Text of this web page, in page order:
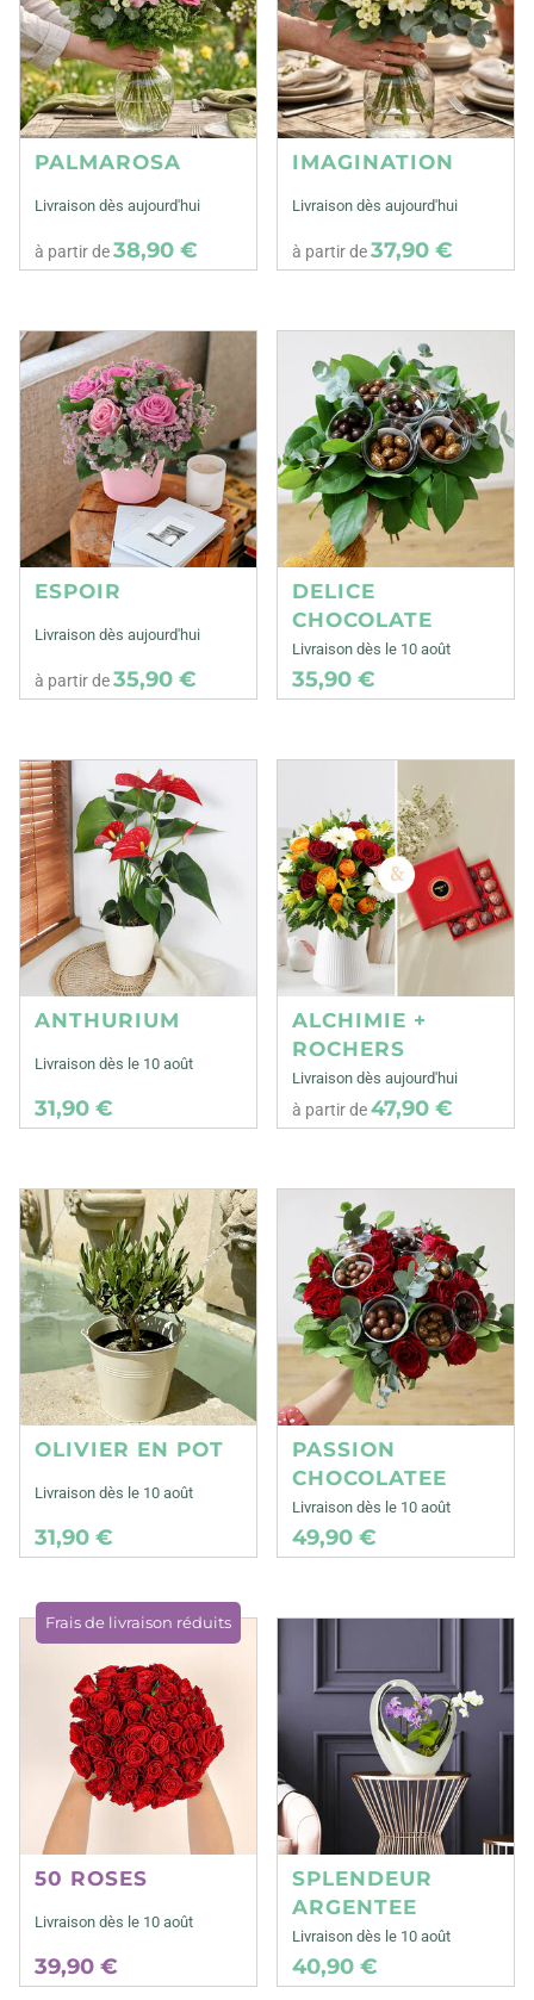
PALMAROSA
Livraison dès aujourd'hui
à partir de38,90 €
IMAGINATION
Livraison dès aujourd'hui
à partir de37,90 €
ESPOIR
Livraison dès aujourd'hui
à partir de35,90 €
DELICE
CHOCOLATE
Livraison dès le 10 août
35,90 €
ANTHURIUM
Livraison dès le 10 août
31,90 €
ALCHIMIE +
ROCHERS
Livraison dès aujourd'hui
à partir de47,90 €
OLIVIER EN POT
Livraison dès le 10 août
31,90 €
PASSION
CHOCOLATEE
Livraison dès le 10 août
49,90 €
Frais de livraison réduits
50 ROSES
Livraison dès le 10 août
39,90 €
SPLENDEUR
ARGENTEE
Livraison dès le 10 août
40,90 €